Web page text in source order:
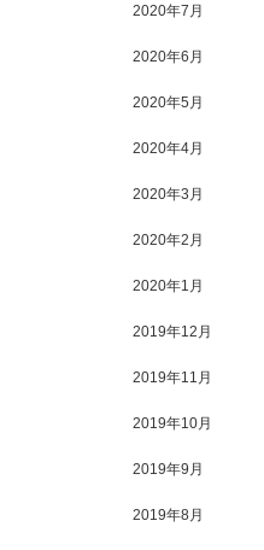
2020年7月
2020年6月
2020年5月
2020年4月
2020年3月
2020年2月
2020年1月
2019年12月
2019年11月
2019年10月
2019年9月
2019年8月